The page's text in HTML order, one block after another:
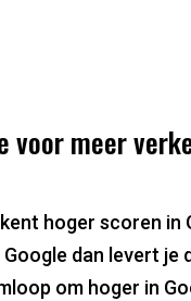
voor meer
hoger scoren in
Google dan levert
om hoger in